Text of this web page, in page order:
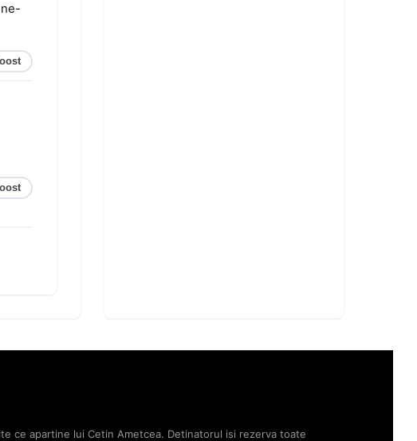
ce apartine lui Cetin Ametcea. Detinatorul isi rezerva toate